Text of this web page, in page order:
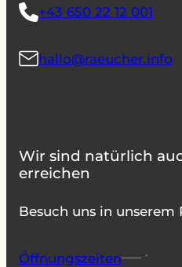
+43 650 22 12 001
hallo@raeucher.info
Wir sind natürlich
erreichen
Besuch uns in unserem
Öffnungszeiten